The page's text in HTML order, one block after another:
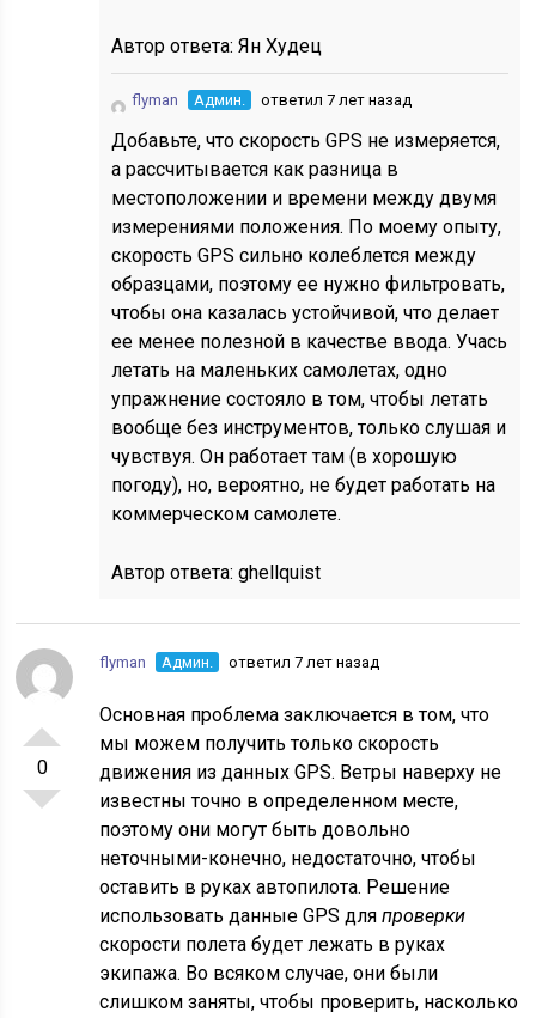
Автор ответа:Ян Худец
flyman Админ. ответил 7 лет назад
Добавьте, что скорость GPS не измеряется,
а рассчитывается как разница в
местоположении и времени между двумя
измерениями положения. По моему опыту,
скорость GPS сильно колеблется между
образцами, поэтому ее нужно фильтровать,
чтобы она казалась устойчивой, что делает
ее менее полезной в качестве ввода. Учась
летать на маленьких самолетах, одно
упражнение состояло в том, чтобы летать
вообще без инструментов, только слушая и
чувствуя. Он работает там (в хорошую
погоду), но, вероятно, не будет работать на
коммерческом самолете.
Автор ответа:ghellquist
0
flyman Админ. ответил 7 лет назад
Основная проблема заключается в том, что
мы можем получить только скорость
движения из данных GPS. Ветры наверху не
известны точно в определенном месте,
поэтому они могут быть довольно
неточными-конечно, недостаточно, чтобы
оставить в руках автопилота. Решение
использовать данные GPS дляпроверки
скорости полета будет лежать в руках
экипажа. Во всяком случае, они были
слишком заняты, чтобы проверить, насколько